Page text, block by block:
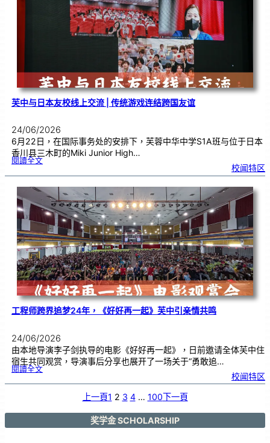
芙中与日本友校线上交流 | 传统游戏连结跨国友谊
24/06/2026
6月22日，在国际事务处的安排下，芙蓉中华中学S1A班与位于日本
香川县三木町的Miki Junior High…
閱讀全文:芙
日
友
校
线
上
流
|传
统
游
戏
连
结
跨
国
友
谊
校闻特区
工程师跨界追梦24年，《好好再一起》芙中引亲情共鸣
24/06/2026
由本地导演李子剑执导的电影《好好再一起》，日前邀请全体芙中住
宿生共同观赏，导演事后分享也展开了一场关于“勇敢追…
閱讀全文:工
跨
，
好
校闻特区
上一頁1 2 3 4 … 100下一頁
奖学金 SCHOLARSHIP